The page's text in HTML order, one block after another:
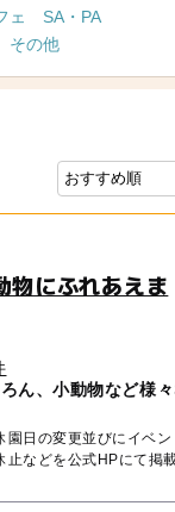
ェ
SA・PA
その他
物にふれあえま
ん、小動物など様
園日の変更並びにイベン
止などを公式HPにて掲